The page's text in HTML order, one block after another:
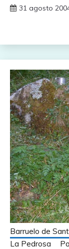
31 agosto
Barruelo de
La Pedrosa